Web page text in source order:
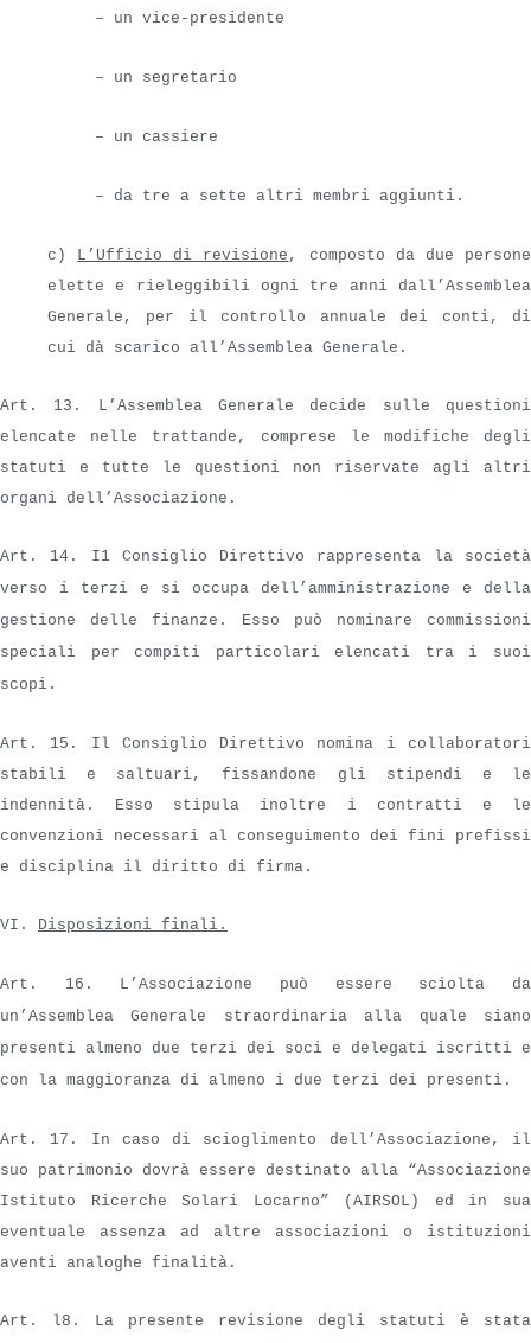
– un vice-presidente
– un segretario
– un cassiere
– da tre a sette altri membri aggiunti.
c) L’Ufficio di revisione , composto da due persone
elette e rieleggibili ogni tre anni dall’Assemblea
Generale, per il controllo annuale dei conti, di
cui dà scarico all’Assemblea Generale.
Art. 13. L’Assemblea Generale decide sulle questioni
elencate nelle trattande, comprese
le modifiche degli
statuti e tutte le questioni non riservate agli altri
organi dell’Associazione.
Art. 14. I1 Consiglio Direttivo rappresenta la società
verso i terzi e si occupa dell’amministrazione e della
gestione delle finanze. Esso può nominare commissioni
speciali per compiti particolari elencati tra i suoi
scopi.
Art. 15. Il Consiglio Direttivo nomina i collaboratori
stabili e saltuari, fissandone gli stipendi e le
indennità. Esso stipula inoltre i contratti e le
convenzioni necessari al conseguimento dei fini prefissi
e disciplina il diritto di firma.
VI. Disposizioni finali.
Art. 16. L’Associazione può essere sciolta da
un’Assemblea Generale straordinaria alla quale siano
presenti almeno due terzi dei soci e delegati iscritti e
con la maggioranza di almeno i due terzi dei presenti.
Art. 17. In caso di scioglimento dell’Associazione, il
suo patrimonio dovrà essere destinato alla “Associazione
Istituto Ricerche Solari Locarno” (AIRSOL) ed in sua
eventuale assenza ad altre associazioni o istituzioni
aventi analoghe finalità.
Art. l8. La presente revisione degli statuti è stata